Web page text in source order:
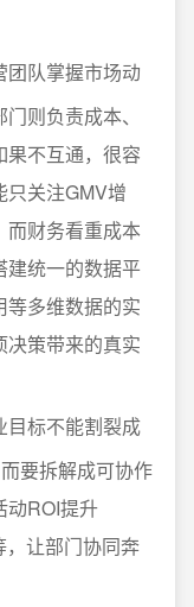
团队掌握市场动
则负责成本、
不互通，很容
只关注GMV增
而财务看重成本
建统一的数据平
等多维数据的实
决策带来的真实
目标不能割裂成
要拆解成可协作
动ROI提升
，让部门协同奔